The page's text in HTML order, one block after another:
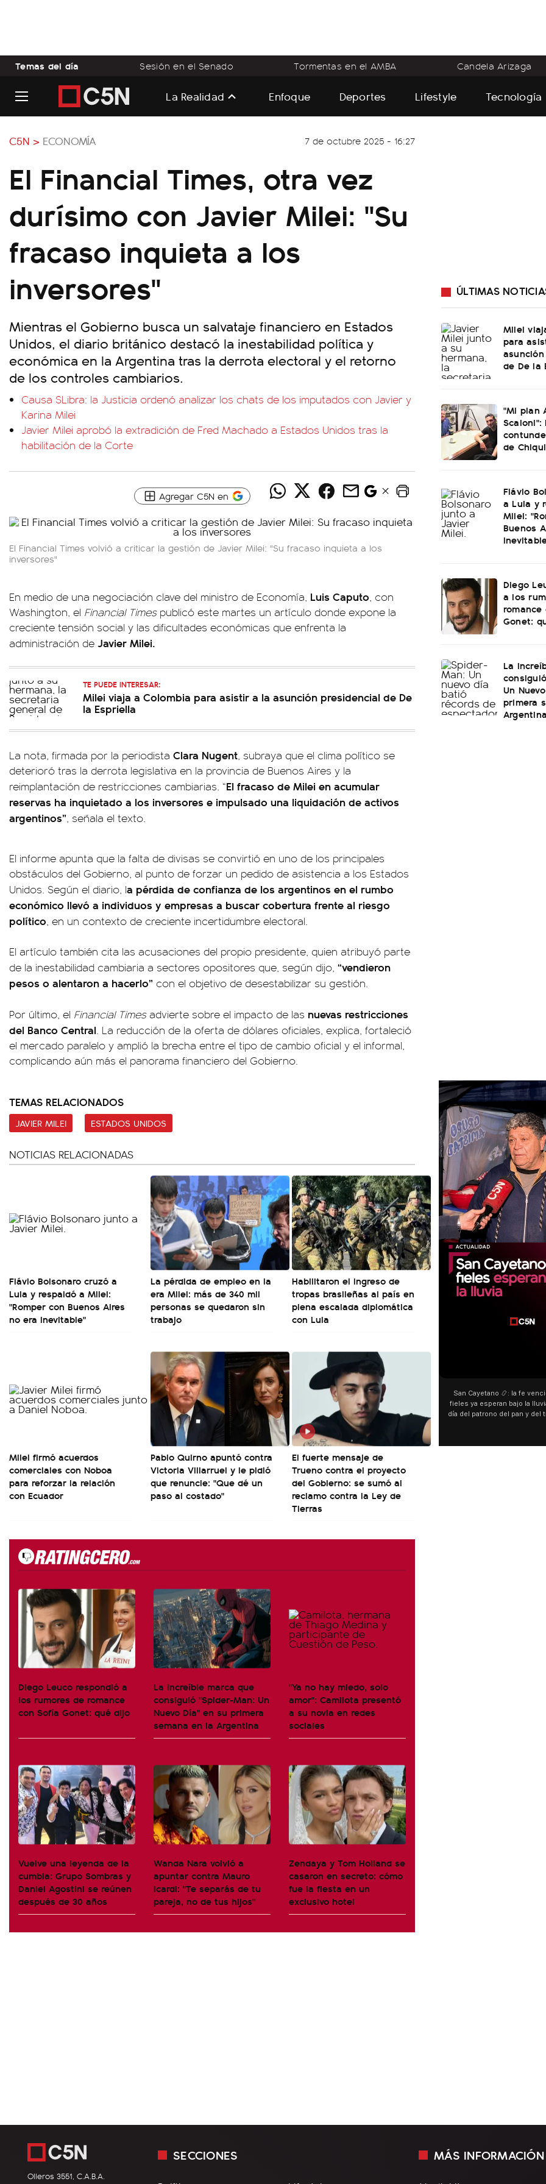
Temas del día Sesión en el Senado Tormentas en el AMBA Candela Arizaga
La Realidad Enfoque Deportes Lifestyle Tecnología
C5N > ECONOMÍA 7 de octubre 2025 - 16:27
El Financial Times, otra vez
durísimo con Javier Milei: "Su
fracaso inquieta a los
inversores"
Mientras el Gobierno busca un salvataje financiero en Estados
Unidos, el diario británico destacó la inestabilidad política y
económica en la Argentina tras la derrota electoral y el retorno
de los controles cambiarios.
Causa $Libra: la Justicia ordenó analizar los chats de los imputados con Javier y
Karina Milei
Javier Milei aprobó la extradición de Fred Machado a Estados Unidos tras la
habilitación de la Corte
Agregar C5N en
El Financial Times volvió a criticar la gestión de Javier Milei: "Su fracaso inquieta a los
inversores"
En medio de una negociación clave del ministro de Economía, Luis Caputo, con
Washington, el Financial Times publicó este martes un artículo donde expone la
creciente tensión social y las dificultades económicas que enfrenta la
administración de Javier Milei.
TE PUEDE INTERESAR:
Milei viaja a Colombia para asistir a la asunción presidencial de De
la Espriella
La nota, firmada por la periodista Clara Nugent, subraya que el clima político se
deterioró tras la derrota legislativa en la provincia de Buenos Aires y la
reimplantación de restricciones cambiarias. “El fracaso de Milei en acumular
reservas ha inquietado a los inversores e impulsado una liquidación de activos
argentinos”, señala el texto.
El informe apunta que la falta de divisas se convirtió en uno de los principales
obstáculos del Gobierno, al punto de forzar un pedido de asistencia a los Estados
Unidos. Según el diario, la pérdida de confianza de los argentinos en el rumbo
económico llevó a individuos y empresas a buscar cobertura frente al riesgo
político, en un contexto de creciente incertidumbre electoral.
El artículo también cita las acusaciones del propio presidente, quien atribuyó parte
de la inestabilidad cambiaria a sectores opositores que, según dijo, “vendieron
pesos o alentaron a hacerlo” con el objetivo de desestabilizar su gestión.
Por último, el Financial Timesadvierte sobre el impacto de las nuevas restricciones
del Banco Central. La reducción de la oferta de dólares oficiales, explica, fortaleció
el mercado paralelo y amplió la brecha entre el tipo de cambio oficial y el informal,
complicando aún más el panorama financiero del Gobierno.
TEMAS RELACIONADOS
JAVIER MILEI ESTADOS UNIDOS
NOTICIAS RELACIONADAS
Flávio Bolsonaro cruzó a
Lula y respaldó a Milei:
"Romper con Buenos Aires
no era inevitable"
La pérdida de empleo en la
era Milei: más de 340 mil
personas se quedaron sin
trabajo
Habilitaron el ingreso de
tropas brasileñas al país en
plena escalada diplomática
con Lula
Milei firmó acuerdos
comerciales con Noboa
para reforzar la relación
con Ecuador
Pablo Quirno apuntó contra
Victoria Villarruel y le pidió
que renuncie: "Que dé un
paso al costado"
El fuerte mensaje de
Trueno contra el proyecto
del Gobierno: se sumó al
reclamo contra la Ley de
Tierras
Diego Leuco respondió a
los rumores de romance
con Sofía Gonet: qué dijo
La increíble marca que
consiguió "Spider-Man: Un
Nuevo Día" en su primera
semana en la Argentina
"Ya no hay miedo, solo
amor": Camilota presentó
a su novia en redes
sociales
Vuelve una leyenda de la
cumbia: Grupo Sombras y
Daniel Agostini se reúnen
después de 30 años
Wanda Nara volvió a
apuntar contra Mauro
Icardi: "Te separás de tu
pareja, no de tus hijos"
Zendaya y Tom Holland se
casaron en secreto: cómo
fue la fiesta en un
exclusivo hotel
ÚLTIMAS
Milei
para
de De la
"Mi plan
Scaloni":
de
Flávio
a Lula y
Milei:
Buenos
Diego
a los
romance
Gonet:
La
Un
primera
Argentina
San Cayetano 📿: la fe
fieles ya esperan bajo la
día del patrono del pan y del
y pedir. 🎙️
Olleros 3551, C.A.B.A.
SECCIONES MÁS INFORMACIÓN